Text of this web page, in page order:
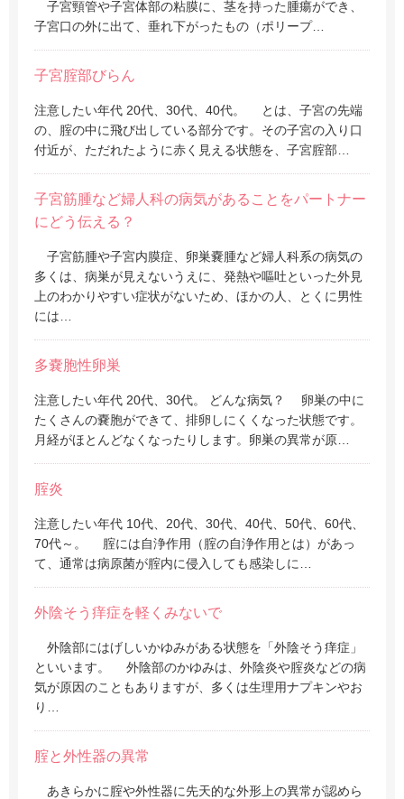
子宮頸管や子宮体部の粘膜に、茎を持った腫瘍ができ、
子宮口の外に出て、垂れ下がったもの（ポリープ…
子宮腟部びらん
注意したい年代 20代、30代、40代。 とは、子宮の先端
の、腟の中に飛び出している部分です。その子宮の入り口
付近が、ただれたように赤く見える状態を、子宮腟部…
子宮筋腫など婦人科の病気があることをパートナー
にどう伝える？
子宮筋腫や子宮内膜症、卵巣嚢腫など婦人科系の病気の
多くは、病巣が見えないうえに、発熱や嘔吐といった外見
上のわかりやすい症状がないため、ほかの人、とくに男性
には…
多嚢胞性卵巣
注意したい年代 20代、30代。 どんな病気？ 卵巣の中に
たくさんの嚢胞ができて、排卵しにくくなった状態です。
月経がほとんどなくなったりします。卵巣の異常が原…
腟炎
注意したい年代 10代、20代、30代、40代、50代、60代、
70代～。 腟には自浄作用（腟の自浄作用とは）があっ
て、通常は病原菌が腟内に侵入しても感染しに…
外陰そう 痒症を軽くみないで
外陰部にはげしいかゆみがある状態を「外陰そう痒症」
といいます。 外陰部のかゆみは、外陰炎や腟炎などの病
気が原因のこともありますが、多くは生理用ナプキンやお
り…
腟と外性器の異常
あきらかに腟や外性器に先天的な外形上の異常が認めら